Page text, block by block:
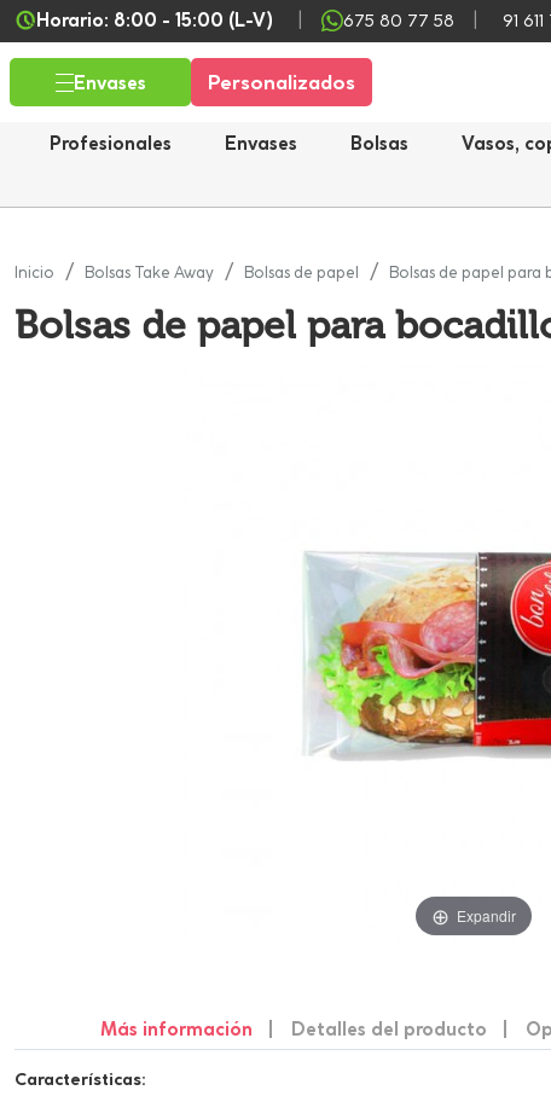
Horario: 8:00 - 15:00 (L-V) 675 80 77 58 91
Envases Personalizados
Profesionales Envases Bolsas Vasos,
Inicio Bolsas Take Away Bolsas de papel Bolsas de papel para
Bolsas de papel para
Expandir
Más información Detalles del producto
Características: